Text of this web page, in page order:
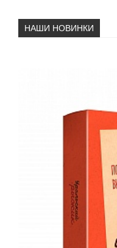
НАШИ НОВИНКИ